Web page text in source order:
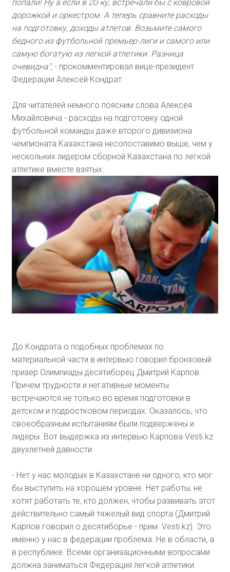
попали! Ну а если в 20-ку, встречали бы с ковровой
дорожкой и оркестром. А теперь сравните расходы
на подготовку, доходы атлетов. Возьмите самого
бедного из футбольной премьер-лиги и самого или
самую богатую из легкой атлетики. Разница
очевидна",- прокомментировал вице-президент
Федерации Алексей Кондрат.
Для читателей немного поясним слова Алексея
Михайловича - расходы на подготовку одной
футбольной команды даже второго дивизиона
чемпионата Казахстана несопоставимо выше, чем у
нескольких лидером сборной Казахстана по легкой
атлетике вместе взятых.
До Кондрата о подобных проблемах по
материальной части в интервью говорил бронзовый
призер Олимпиады десятиборец Дмитрий Карпов.
Причем трудности и негативные моменты
встречаются не только во время подготовки в
детском и подростковом периодах. Оказалось, что
своеобразным испытаниям были подвержены и
лидеры. Вот выдержка из интервью Карпова Vesti.kz
двухлетней давности.
- Нет у нас молодых в Казахстане ни одного, кто мог
бы выступить на хорошем уровне. Нет работы, не
хотят работать те, кто должен, чтобы развивать этот
действительно самый тяжелый вид спорта (Дмитрий
Карпов говорил о десятиборье - прим. Vesti.kz). Это
именно у нас в федерации проблема. Не в области, а
в республике. Всеми организационными вопросами
должна заниматься Федерация легкой атлетики